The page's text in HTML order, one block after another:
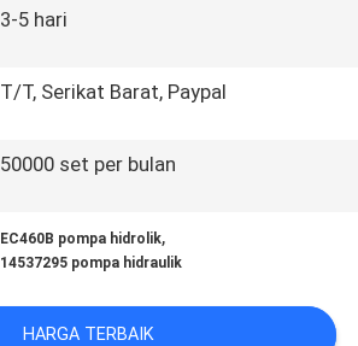
3-5 hari
T/T, Serikat Barat, Paypal
50000 set per bulan
EC460B pompa hidrolik,
14537295 pompa hidraulik
HARGA TERBAIK